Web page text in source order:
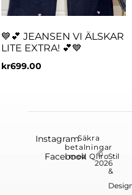
💙💕 JEANSEN VI ÄLSKAR
LITE EXTRA! 💕💙
kr699.00
©
2026
Stil
&
Instagram
Facebook
Säkra
betalningar
med Qliro